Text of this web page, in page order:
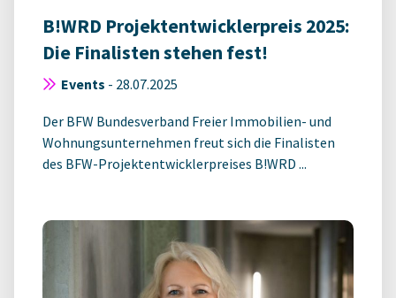
B!WRD Projektentwicklerpreis 2025:
Die Finalisten stehen fest!
Events - 28.07.2025
Der BFW Bundesverband Freier Immobilien- und
Wohnungsunternehmen freut sich die Finalisten
des BFW-Projektentwicklerpreises B!WRD ...